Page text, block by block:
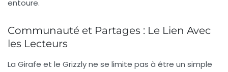
entoure.
Communauté et Partages : Le Lien Avec
les Lecteurs
La Girafe et le Grizzly ne se limite pas à être un simple